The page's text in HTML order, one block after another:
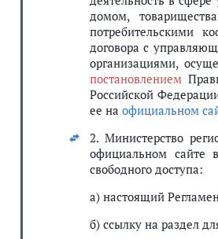
домом,
потребительскими
договора с
организациями,
постановлением
Российской
ее на официальном
2. Министерство
официальном сайте
свободного доступа:
а) настоящий
б) ссылку на раздел